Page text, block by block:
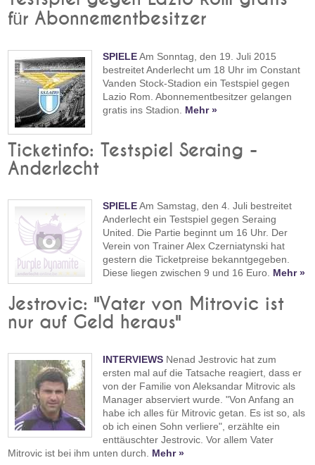
für Abonnementbesitzer
SPIELEAm Sonntag, den 19. Juli 2015
bestreitet Anderlecht um 18 Uhr im Constant
Vanden Stock-Stadion ein Testspiel gegen
Lazio Rom. Abonnementbesitzer gelangen
gratis ins Stadion. Mehr »
Ticketinfo: Testspiel Seraing -
Anderlecht
SPIELEAm Samstag, den 4. Juli bestreitet
Anderlecht ein Testspiel gegen Seraing
United. Die Partie beginnt um 16 Uhr. Der
Verein von Trainer Alex Czerniatynski hat
gestern die Ticketpreise bekanntgegeben.
Diese liegen zwischen 9 und 16 Euro. Mehr »
Jestrovic: "Vater von Mitrovic ist
nur auf Geld heraus"
INTERVIEWS Nenad Jestrovic hat zum
ersten mal auf die Tatsache reagiert, dass er
von der Familie von Aleksandar Mitrovic als
Manager abserviert wurde. "Von Anfang an
habe ich alles für Mitrovic getan. Es ist so, als
ob ich einen Sohn verliere", erzählte ein
enttäuschter Jestrovic. Vor allem Vater
Mitrovic ist bei ihm unten durch. Mehr »